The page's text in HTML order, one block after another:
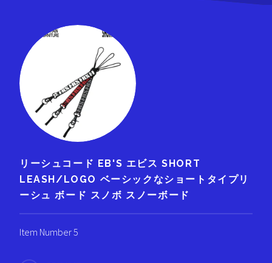
リーシュコード EB'S エビス SHORT
LEASH/LOGO ベーシックなショートタイプリ
ーシュ ボード スノボ スノーボード
Item Number 5